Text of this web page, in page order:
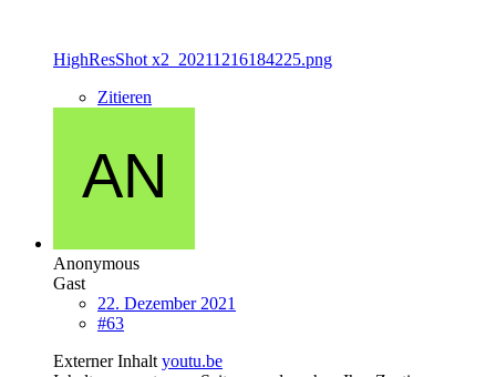
HighResShot x2_20211216184225.png
Zitieren
Anonymous
Gast
22. Dezember 2021
#63
Externer Inhalt youtu.be